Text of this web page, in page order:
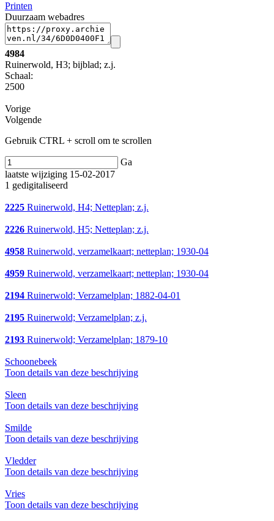
Printen
Duurzaam webadres
4984
Ruinerwold, H3; bijblad; z.j.
Schaal:
2500
Vorige
Volgende
Gebruik CTRL + scroll om te scrollen
Ga
laatste wijziging 15-02-2017
1 gedigitaliseerd
2225 Ruinerwold, H4; Netteplan; z.j.
2226 Ruinerwold, H5; Netteplan; z.j.
4958 Ruinerwold, verzamelkaart; netteplan; 1930-04
4959 Ruinerwold, verzamelkaart; netteplan; 1930-04
2194 Ruinerwold; Verzamelplan; 1882-04-01
2195 Ruinerwold; Verzamelplan; z.j.
2193 Ruinerwold; Verzamelplan; 1879-10
Schoonebeek
Toon details van deze beschrijving
Sleen
Toon details van deze beschrijving
Smilde
Toon details van deze beschrijving
Vledder
Toon details van deze beschrijving
Vries
Toon details van deze beschrijving